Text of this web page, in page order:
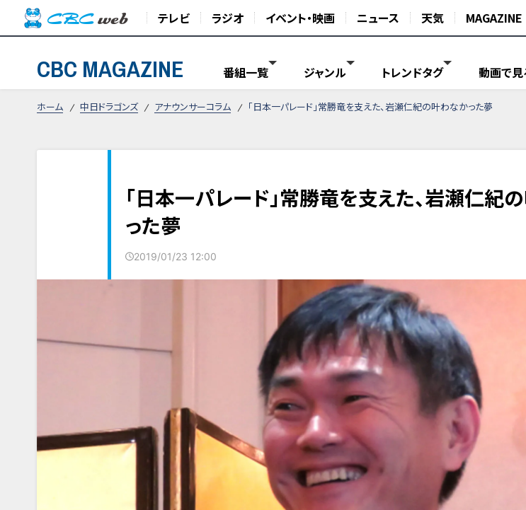
テレビ ラジオ イベント・映画 ニュース 天気 MAGAZINE
CBC MAGAZINE 番組一覧 ジャンル トレンドタグ 動画で見
ホーム 中日ドラゴンズ アナウンサーコラム 「日本一パレード」常勝竜を支えた、岩瀬仁紀の叶わなかった夢
「日本一パレード」常勝竜を支えた、岩瀬仁紀
った夢
2019/01/23 12:00